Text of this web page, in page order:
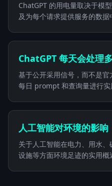
ChatGPT 的用电量取决于模
及为每个请求提供服务的数据
ChatGPT 每天会处理
基于公开采用信号，而不是
每日 prompt 和查询量进行实
人工智能对环境的影响
关于人工智能在电力、用水
设施等方面环境足迹的实用概